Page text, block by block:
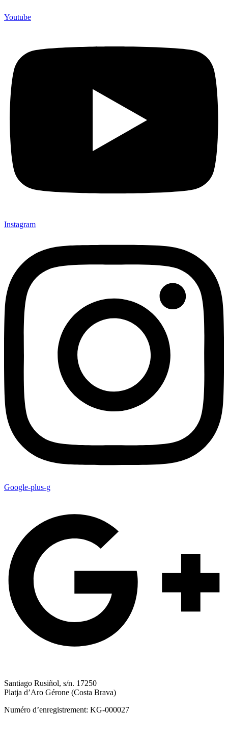
Youtube
Instagram
Google-plus-g
Santiago Rusiñol, s/n. 17250
Platja d’Aro Gérone (Costa Brava)
Numéro d’enregistrement: KG-000027